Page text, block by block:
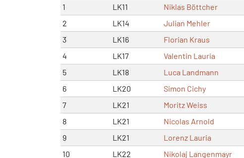
1
LK11 Niklas Böttcher
2
LK14 Julian Mehler
3
LK16 Florian Kraus
4
LK17 Valentin Lauria
5
LK18 Luca Landmann
6
LK20 Simon Cichy
7
LK21 Moritz Weiss
8
LK21 Nicolas Arnold
9
LK21 Lorenz Lauria
10
LK22 Nikolaj Langenmayr